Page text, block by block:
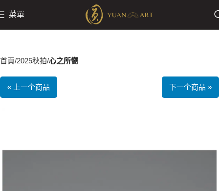
菜單
首頁 2025秋拍 心之所嚮
« 上一个商品 下一个商品 »